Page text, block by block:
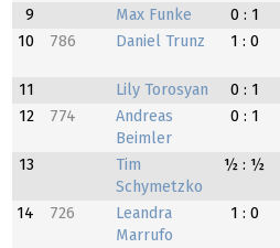
9 Max Funke 0 : 1
10
786 Daniel Trunz 1 : 0
11
Lily Torosyan 0 : 1
12
774
Andreas
Beimler
0 : 1
13
Tim
Schymetzko
½ : ½
14 726
Leandra
Marrufo
1 : 0